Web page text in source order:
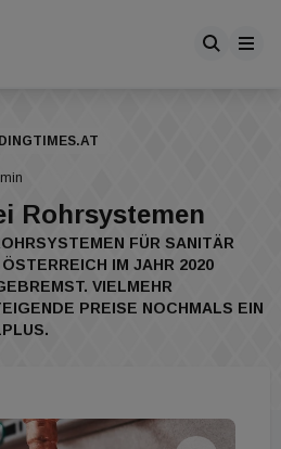
Rohrsystemen
FÜR SANITÄR
IM JAHR 2020
VIELMEHR
PREISE NOCHMALS EIN